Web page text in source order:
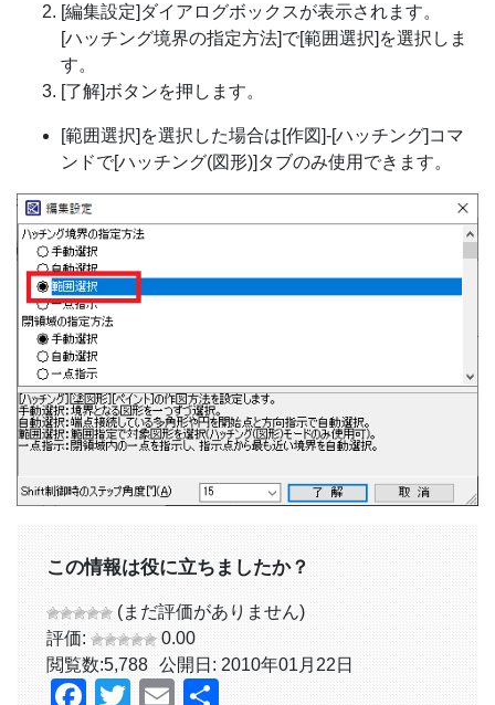
[編集設定]ダイアログボックスが表示されます。
[ハッチング境界の指定方法]で[範囲選択]を選択しま
す。
[了解]ボタンを押します。
[範囲選択]を選択した場合は[作図]-[ハッチング]コマ
ンドで[ハッチング(図形)]タブのみ使用できます。
この情報は役に立ちましたか？
(まだ評価がありません)
評価:
0.00
閲覧数:5,788 公開日: 2010年01月22日
Facebook
TwitterEmail